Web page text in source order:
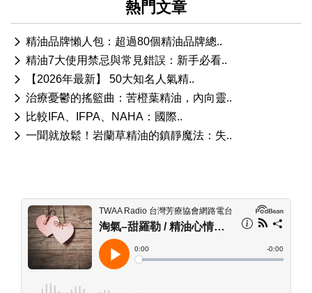
熱門文章
精油品牌懶人包：超過80個精油品牌總..
精油7大使用禁忌與常見錯誤：新手必看..
【2026年最新】 50大知名人氣精..
治療憂鬱的搖籃曲：苦橙葉精油，內向靈..
比較IFA、IFPA、NAHA：國際..
一聞就放鬆！岩蘭草精油的鎮靜魔法：失..